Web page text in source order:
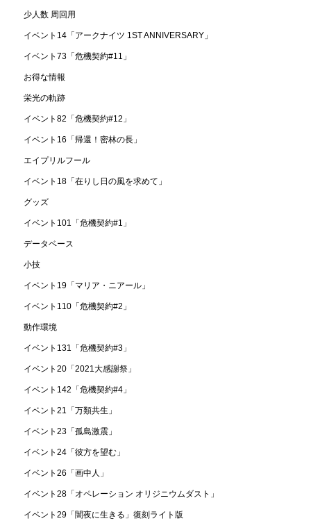
少人数 周回用
イベント14「アークナイツ 1ST ANNIVERSARY」
イベント73「危機契約#11」
お得な情報
栄光の軌跡
イベント82「危機契約#12」
イベント16「帰還！密林の長」
エイプリルフール
イベント18「在りし日の風を求めて」
グッズ
イベント101「危機契約#1」
データベース
小技
イベント19「マリア・ニアール」
イベント110「危機契約#2」
動作環境
イベント131「危機契約#3」
イベント20「2021大感謝祭」
イベント142「危機契約#4」
イベント21「万類共生」
イベント23「孤島激震」
イベント24「彼方を望む」
イベント26「画中人」
イベント28「オペレーション オリジニウムダスト」
イベント29「闇夜に生きる」復刻ライト版